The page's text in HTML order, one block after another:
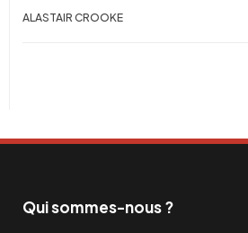
ALASTAIR CROOKE
Qui sommes-nous ?